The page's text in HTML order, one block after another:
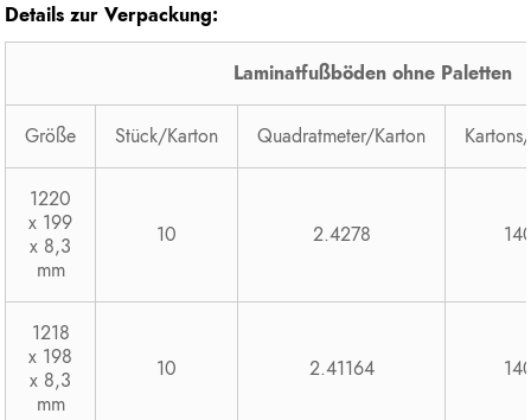
Details zur Verpackung:
Laminatfußböden ohne Paletten
Größe Stück/Karton Quadratmeter/Karton
1220
x 199
x 8,3
mm
10 2.4278
1218
x 198
x 8,3
mm
10 2.41164